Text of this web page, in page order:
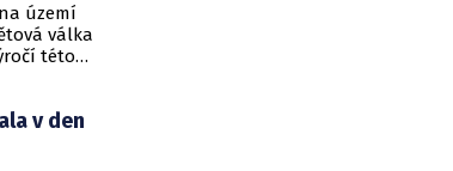
území
válka
této
v den